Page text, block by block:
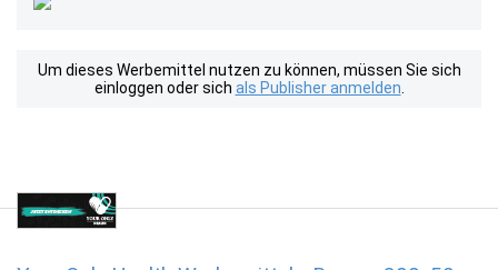
Um dieses Werbemittel nutzen zu können, müssen Sie sich
einloggen oder sich als Publisher anmelden